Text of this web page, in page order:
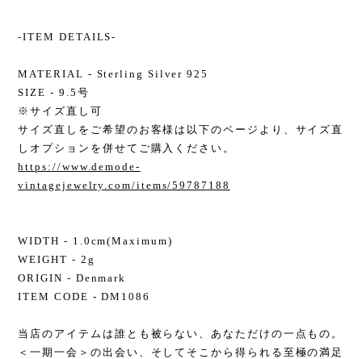
-ITEM DETAILS-
MATERIAL - Sterling Silver 925
SIZE - 9.5号
※サイズ直し可
サイズ直しをご希望のお客様は以下のページより、サイズ直
しオプションを併せてご購入ください。
https://www.demode-
vintagejewelry.com/items/59787188
WIDTH - 1.0cm(Maximum)
WEIGHT - 2g
ORIGIN - Denmark
ITEM CODE - DM1086
当店のアイテムは誰とも被らない、あなただけの一点もの。
＜一期一会＞の出会い、そしてそこから得られる至極の満足